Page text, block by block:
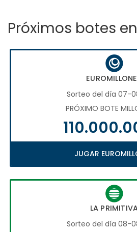
Próximos botes
Sorteo del día 07-
PRÓXIMO BOTE
JUGAR
LA
Sorteo del día 08-